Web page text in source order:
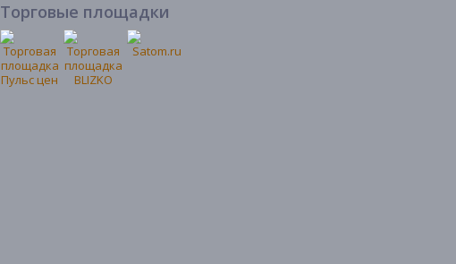
Торговые площадки